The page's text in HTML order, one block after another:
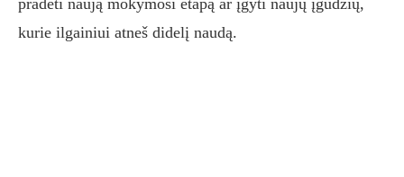
pradėti naują mokymosi etapą ar įgyti naujų įgūdžių,
kurie ilgainiui atneš didelį naudą.